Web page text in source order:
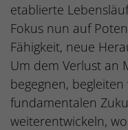
etablierte
Fokus nun auf
Fähigkeit, neue
Um dem Verlust an
begegnen,
fundamentalen
weiterentwickeln,